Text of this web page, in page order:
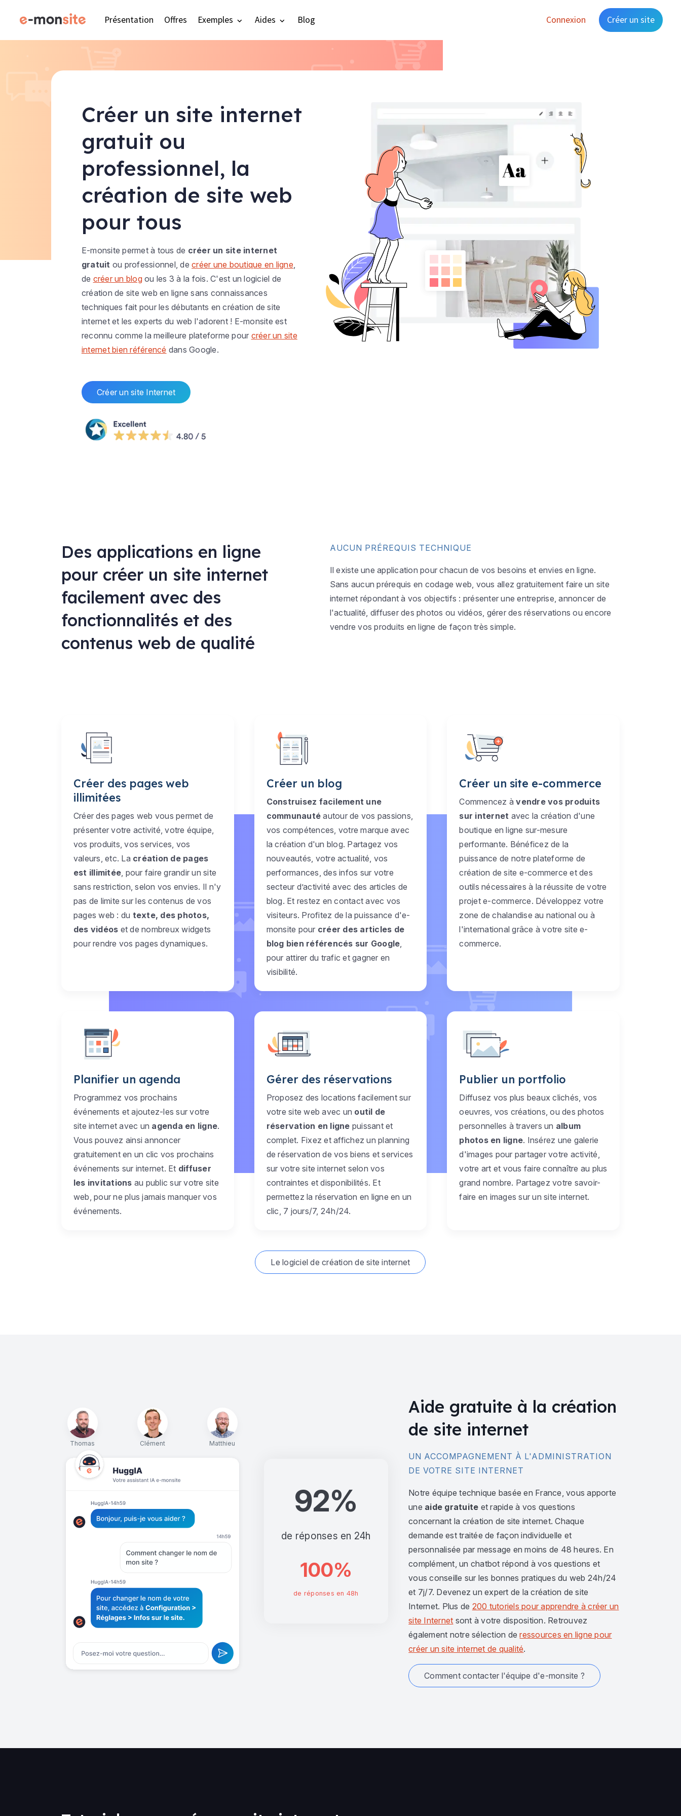
Présentation Offres Exemples Aides Blog Connexion Créer un site
Créer un site internet
gratuit ou
professionnel, la
création de site web
pour tous
E-monsite permet à tous de créer un site internet
gratuit ou professionnel, decréer une boutique en ligne,
de créer un blogou les 3 à la fois. C'est un logiciel de
création de site web en ligne sans connaissances
techniques fait pour les débutants en création de site
internet et les experts du web l'adorent ! E-monsite est
reconnu comme la meilleure plateforme pour créer un site
internet bien référencé dans Google.
Créer un site Internet
Des applications en ligne
pour créer un site internet
facilement avec des
fonctionnalités et des
contenus web de qualité
AUCUN PRÉREQUIS TECHNIQUE
Il existe une application pour chacun de vos besoins et envies en ligne.
Sans aucun prérequis en codage web, vous allez gratuitement faire un site
internet répondant à vos objectifs : présenter une entreprise, annoncer de
l'actualité, diffuser des photos ou vidéos, gérer des réservations ou encore
vendre vos produits en ligne de façon très simple.
Créer des pages web
illimitées
Créer des pages web vous permet de
présenter votre activité, votre équipe,
vos produits, vos services, vos
valeurs, etc. La création de pages
est illimitée , pour faire grandir un site
sans restriction, selon vos envies. Il n'y
pas de limite sur les contenus de vos
pages web : du texte, des photos,
des vidéos et de nombreux widgets
pour rendre vos pages dynamiques.
Créer un blog
Construisez facilement une
communauté autour de vos passions,
vos compétences, votre marque avec
la création d'un blog. Partagez vos
nouveautés, votre actualité, vos
performances, des infos sur votre
secteur d’activité avec des articles de
blog. Et restez en contact avec vos
visiteurs. Profitez de la puissance d'e-
monsite pour créer des articles de
blog bien référencés sur Google
pour attirer du trafic et gagner en
visibilité.
Créer un site e-commerce
Commencez àvendre vos produits
sur internet avec la création d'une
boutique en ligne sur-mesure
performante. Bénéficez de la
puissance de notre plateforme de
création de site e-commerce et des
outils nécessaires à la réussite de votre
projet e-commerce. Développez votre
zone de chalandise au national ou à
l'international grâce à votre site e-
commerce.
Planifier un agenda
Programmez vos prochains
événements et ajoutez-les sur votre
site internet avec un agenda en ligne.
Vous pouvez ainsi annoncer
gratuitement en un clic vos prochains
événements sur internet. Et diffuser
les invitations au public sur votre site
web, pour ne plus jamais manquer vos
événements.
Gérer des réservations
Proposez des locations facilement sur
votre site web avec un outil de
réservation en ligne puissant et
complet. Fixez et affichez un planning
de réservation de vos biens et services
sur votre site internet selon vos
contraintes et disponibilités. Et
permettez la réservation en ligne en un
clic, 7 jours/7, 24h/24.
Publier un portfolio
Diffusez vos plus beaux clichés, vos
oeuvres, vos créations, ou des photos
personnelles à travers un album
photos en ligne. Insérez une galerie
d'images pour partager votre activité,
votre art et vous faire connaître au plus
grand nombre. Partagez votre savoir-
faire en images sur un site internet.
Le logiciel de création de site internet
Thomas Clément Matthieu
92%
de réponses en 24h
100%
de réponses en 48h
Aide gratuite à la création
de site internet
UN ACCOMPAGNEMENT À L'ADMINISTRATION
DE VOTRE SITE INTERNET
Notre équipe technique basée en France, vous apporte
une aide gratuite et rapide à vos questions
concernant la création de site internet. Chaque
demande est traitée de façon individuelle et
personnalisée par message en moins de 48 heures. En
complément, un chatbot répond à vos questions et
vous conseille sur les bonnes pratiques du web 24h/24
et 7j/7. Devenez un expert de la création de site
Internet. Plus de 200 tutoriels pour apprendre à créer un
site Internet sont à votre disposition. Retrouvez
également notre sélection deressources en ligne pour
créer un site internet de qualité.
Comment contacter l'équipe d'e-monsite ?